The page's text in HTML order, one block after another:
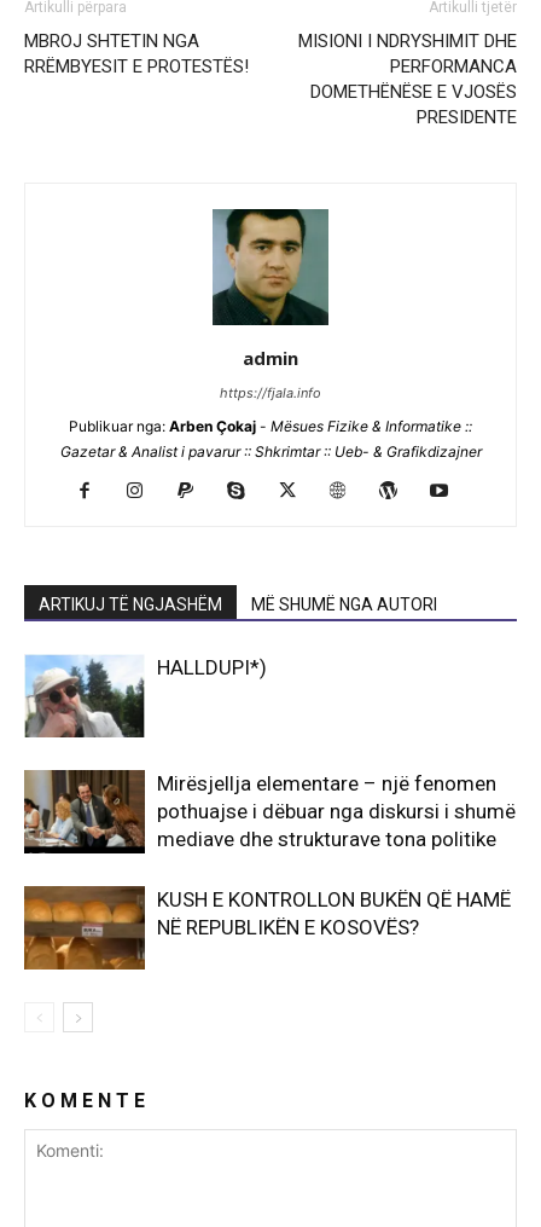
Artikulli përpara
MBROJ SHTETIN NGA
RRËMBYESIT E PROTESTËS!
Artikulli tjetër
MISIONI I NDRYSHIMIT DHE
PERFORMANCA
DOMETHËNËSE E VJOSËS
PRESIDENTE
admin
https://fjala.info
Publikuar nga: Arben Çokaj - Mësues Fizike & Informatike ::
Gazetar & Analist i pavarur :: Shkrimtar :: Ueb- & Grafikdizajner
ARTIKUJ TË NGJASHËM MË SHUMË NGA AUTORI
HALLDUPI*)
Mirësjellja elementare – një fenomen
pothuajse i dëbuar nga diskursi i shumë
mediave dhe strukturave tona politike
KUSH E KONTROLLON BUKËN QË HAMË
NË REPUBLIKËN E KOSOVËS?
K O M E N T E